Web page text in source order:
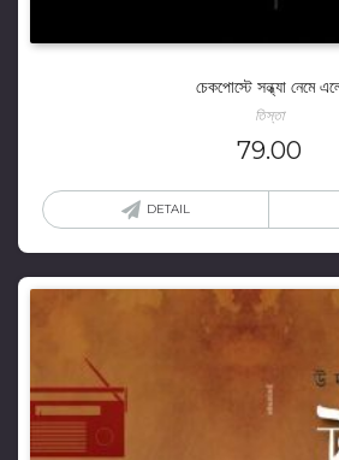
চেকপোস্টে সন্ধ্যা নেমে
তিস্তা
79.00
DETAIL